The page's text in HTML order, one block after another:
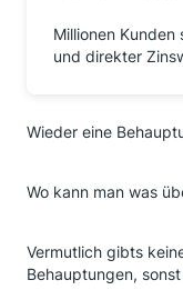
Millionen
und direkter
Wieder eine
Wo kann man was
Vermutlich gibts
Behauptungen,